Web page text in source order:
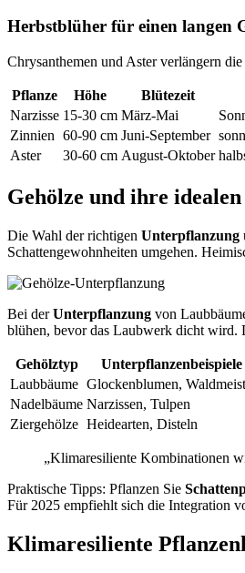
Herbstblüher für einen langen
Chrysanthemen und Aster verlängern
Pflanze Höhe Blütezeit
Narzisse 15-30 cm März-Mai
Zinnien 60-90 cm Juni-September
Aster
30-60 cm August-Oktober
Gehölze und ihre
Die Wahl der richtigen Unterpflanzung
Schattengewohnheiten umgehen.
Bei derUnterpflanzung von
blühen, bevor das Laubwerk dicht wird.
Gehölztyp Unterpflanzenbeispiele
Laubbäume Glockenblumen,
Nadelbäume Narzissen, Tulpen
Ziergehölze Heidearten, Disteln
„Klimaresiliente Kombinationen
Praktische Tipps: Pflanzen Sie
Für 2025 empfiehlt sich die Integration
Klimaresiliente